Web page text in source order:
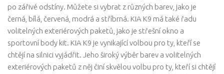
po zářivé odstíny. Můžete si vybrat z různých barev, jako je
černá, bílá, červená, modrá a stříbrná. KIA K9 má také řadu
volitelných exteriérových paketů, jako je střešní okno a
sportovní body kit. KIA K9 je vynikající volbou pro ty, kteří se
chtějí na silnici vyjádřit. Jeho široký výběr barev a volitelných
exteriérových paketů z něj činí skvělou volbu pro ty, kteří si chtějí